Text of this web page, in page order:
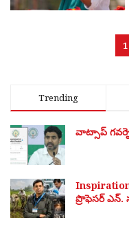
1
Trending
వాట్సాప్
ప్రొఫెసర్